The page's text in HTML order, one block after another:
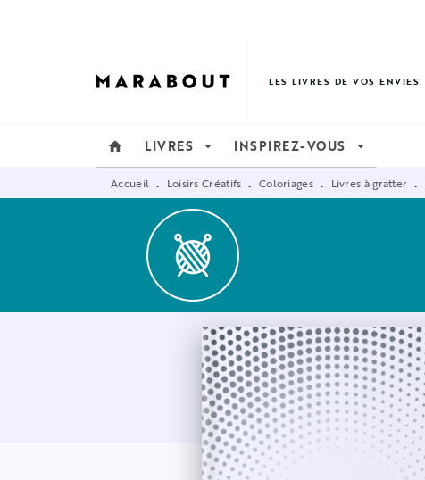
LES LIVRES DE VOS ENVIES
home LIVRES arrow_drop_down INSPIREZ-VOUS arrow_drop_down
Accueil • Loisirs Créatifs • Coloriages • Livres à gratter •